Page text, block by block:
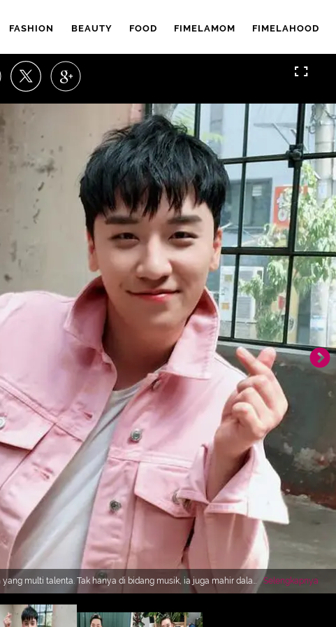
FASHION BEAUTY FOOD FIMELAMOM FIMELAHOOD
multi talenta. Tak hanya di bidang musik, ia juga mahir dalam
Selengkapnya